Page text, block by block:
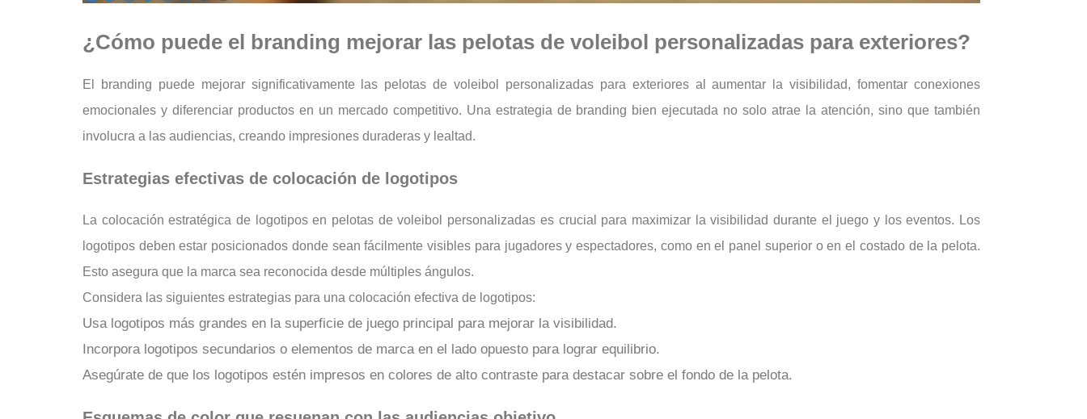
¿Cómo puede el branding mejorar las pelotas de voleibol personalizadas para exteriores?
El branding puede mejorar significativamente las pelotas de voleibol personalizadas para exteriores al aumentar la visibilidad, fomentar conexiones
emocionales y diferenciar productos en un mercado competitivo. Una estrategia de branding bien ejecutada no solo atrae la atención, sino que también
involucra a las audiencias, creando impresiones duraderas y lealtad.
Estrategias efectivas de colocación de logotipos
La colocación estratégica de logotipos en pelotas de voleibol personalizadas es crucial para maximizar la visibilidad durante el juego y los eventos. Los
logotipos deben estar posicionados donde sean fácilmente visibles para jugadores y espectadores, como en el panel superior o en el costado de la pelota.
Esto asegura que la marca sea reconocida desde múltiples ángulos.
Considera las siguientes estrategias para una colocación efectiva de logotipos:
Usa logotipos más grandes en la superficie de juego principal para mejorar la visibilidad.
Incorpora logotipos secundarios o elementos de marca en el lado opuesto para lograr equilibrio.
Asegúrate de que los logotipos estén impresos en colores de alto contraste para destacar sobre el fondo de la pelota.